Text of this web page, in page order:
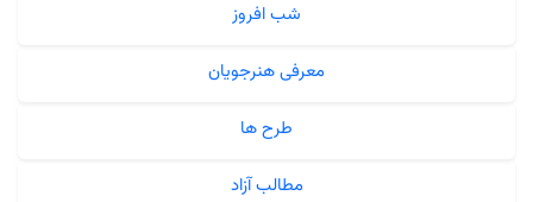
شب افروز
معرفی هنرجویان
طرح ها
مطالب آزاد